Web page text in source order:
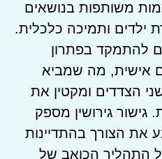
משותפות בנושאים
ילדים ותמיכה כלכלית.
להתמקד בפתרון
אישית, מה שמביא
הצדדים ומקטין את
גישור גירושין מספק
את הצורך בהתדיינות
התהליך הכואב של